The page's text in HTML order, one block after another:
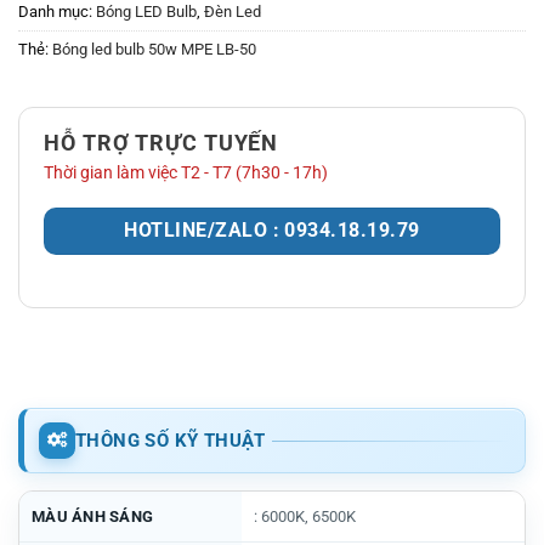
Danh mục: Bóng LED Bulb Đèn Led
Thẻ: Bóng led bulb 50w MPE LB-50
HỖ TRỢ TRỰC TUYẾN
Thời gian làm việc T2 - T7 (7h30 - 17h)
HOTLINE/ZALO : 0934.18.19.79
THÔNG SỐ KỸ THUẬT
MÀU ÁNH SÁNG : 6000K, 6500K